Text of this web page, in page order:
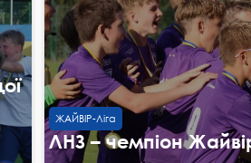
ЖАЙВІР-Ліга
ЛНЗ – чемпіон